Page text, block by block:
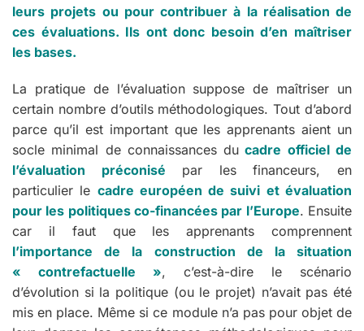
leurs projets ou pour contribuer à la réalisation de
ces évaluations. Ils ont donc besoin d’en maîtriser
les bases.
La pratique de l’évaluation suppose de maîtriser un
certain nombre d’outils méthodologiques. Tout d’abord
parce qu’il est important que les apprenants aient un
socle minimal de connaissances du cadre officiel de
l’évaluation préconisé par les financeurs, en
particulier le cadre européen de suivi et évaluation
pour les politiques co-financées par l’Europe. Ensuite
car il faut que les apprenants comprennent
l’importance de la construction de la situation
« contrefactuelle », c’est-à-dire le scénario
d’évolution si la politique (ou le projet) n’avait pas été
mis en place. Même si ce module n’a pas pour objet de